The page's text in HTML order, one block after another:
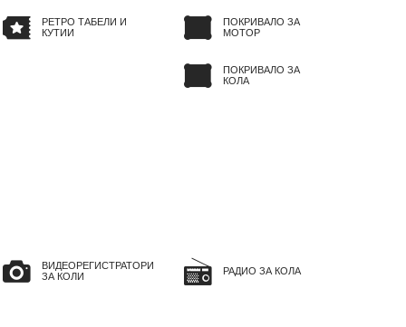
РЕТРО ТАБЕЛИ И
КУТИИ
ПОКРИВАЛО ЗА
МОТОР
ПОКРИВАЛО ЗА
КОЛА
ВИДЕОРЕГИСТРАТОРИ
ЗА КОЛИ
РАДИО ЗА КОЛА